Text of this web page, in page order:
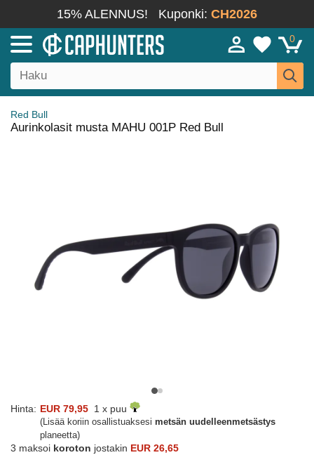
15% ALENNUS! Kuponki: CH2026
0
Red Bull
Aurinkolasit musta MAHU 001P Red Bull
Hinta: EUR 79,95 1 x puu
(Lisää koriin osallistuaksesi metsän uudelleenmetsästys
planeetta)
3 maksoi koroton jostakin EUR 26,65